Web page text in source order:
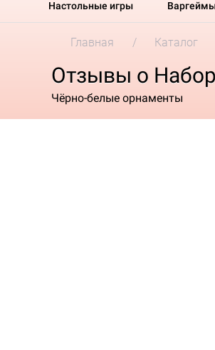
Настольные игры
Главная Каталог
Отзывы о Набор
Чёрно-белые орнаменты